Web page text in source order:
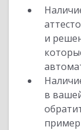
и
в